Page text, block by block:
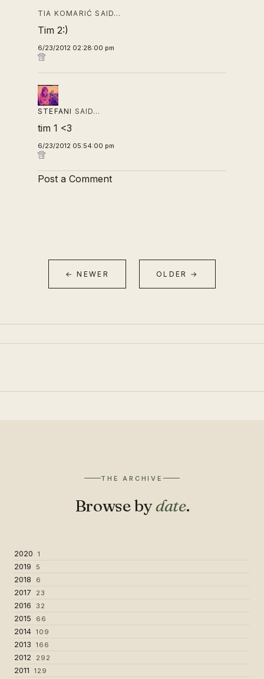
TIA KOMARIĆ SAID…
Tim 2:)
6/23/2012 02:28:00 pm
STEFANI SAID…
tim 1 <3
6/23/2012 05:54:00 pm
Post a Comment
← NEWER OLDER →
THE ARCHIVE
Browse bydate.
2020 1
2019 5
2018 6
2017 23
2016 32
2015 66
2014 109
2013 166
2012 292
2011 129